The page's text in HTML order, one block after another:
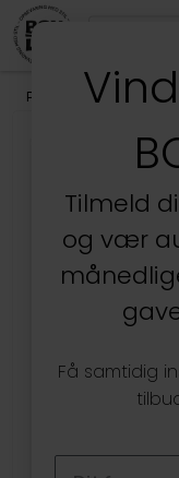
Produkter /BOXdeLUX
Kun hos BOXdeLUX
Tilmeld
og vær
Få samtidig